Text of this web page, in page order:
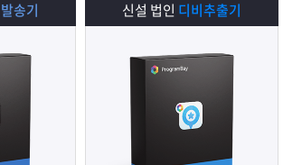
송기 신설 법인 디비추출기